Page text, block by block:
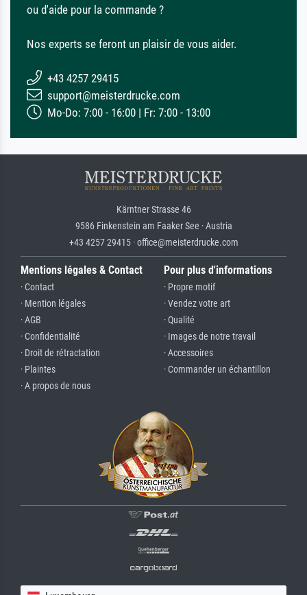
ou d'aide pour la commande ?
Nos experts se feront un plaisir de vous aider.
+43 4257 29415
support@meisterdrucke.com
Mo-Do: 7:00 - 16:00 | Fr: 7:00 - 13:00
Kärntner Strasse 46
9586 Finkenstein am Faaker See · Austria
+43 4257 29415 · office@meisterdrucke.com
Mentions légales & Contact
· Contact
· Mention légales
· AGB
· Confidentialité
· Droit de rétractation
· Plaintes
· A propos de nous
Pour plus d'informations
· Propre motif
· Vendez votre art
· Qualité
· Images de notre travail
· Accessoires
· Commander un échantillon